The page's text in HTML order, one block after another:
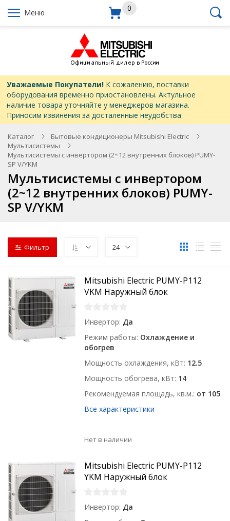
Меню 0
Уважаемые Покупатели!К сожалению, поставки
оборудования временно приостановлены. Актульное
наличие товара уточняйте у менеджеров магазина.
Приносим извинения за досталенные неудобства
Каталог
Бытовые кондиционеры Mitsubishi Electric
Мультисистемы
Мультисистемы с инвертором (2~12 внутренних блоков) PUMY-
SP V/YKM
Мультисистемы с инвертором
(2~12 внутренних блоков) PUMY-
SP V/YKM
Фильтр 24
Mitsubishi Electric PUMY-P112
VKM Наружный блок
Инвертор Да
Режим работы Охлаждение и
обогрев
Мощность охлаждения, кВт 12.5
Мощность обогрева, кВт 14
Рекомендуемая площадь, кв.м. от 105
Все характеристики
Нет в наличии
Mitsubishi Electric PUMY-P112
YKM Наружный блок
Инвертор Да